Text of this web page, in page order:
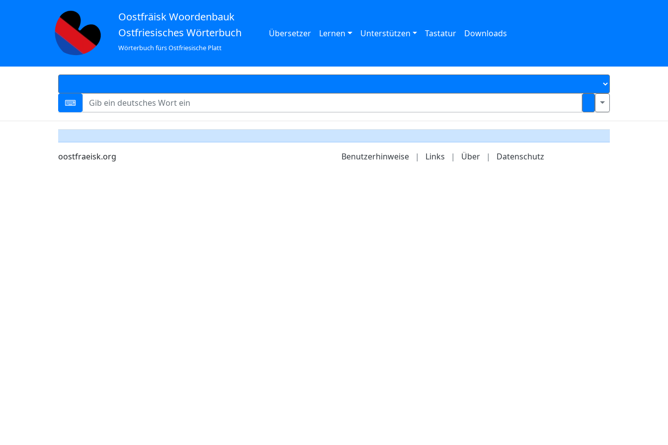
Oostfräisk Woordenbauk
Ostfriesisches Wörterbuch
Wörterbuch fürs Ostfriesische Platt
Übersetzer Lernen Unterstützen Tastatur Downloads
oostfraeisk.org Benutzerhinweise | Links | Über | Datenschutz